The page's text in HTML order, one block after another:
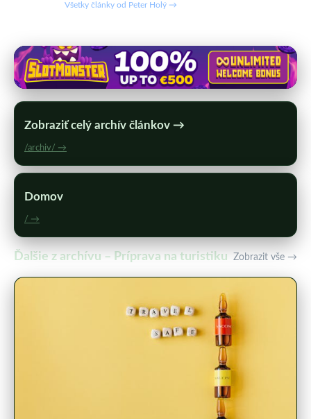
Všetky články od Peter Holý →
Zobraziť celý archív článkov →
/archiv/ →
Domov
/ →
Ďalšie z archívu – Príprava na turistiku Zobrazit vše →